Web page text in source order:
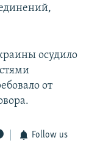
осудило
от
Follow us